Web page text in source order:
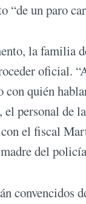
“de un paro
la familia
oficial.
con quién
el personal
el fiscal
del
convencidos